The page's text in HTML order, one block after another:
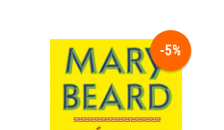
-5%